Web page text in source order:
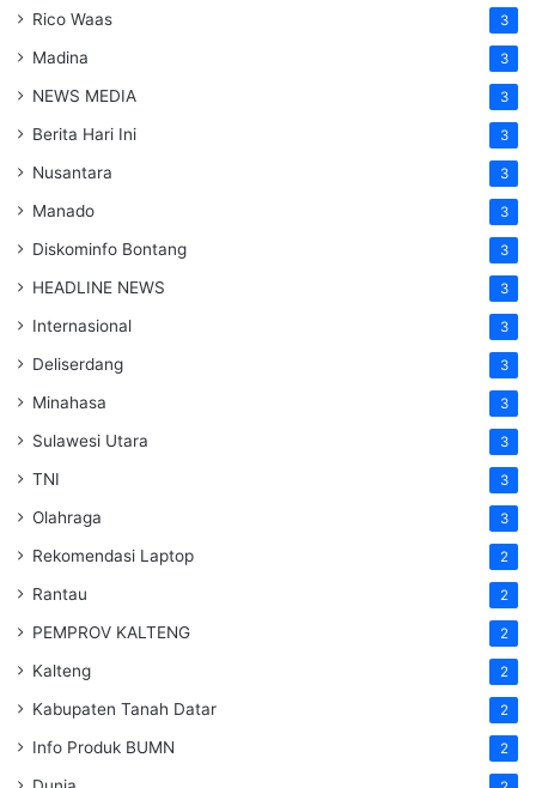
Rico Waas 3
Madina 3
NEWS MEDIA 3
Berita Hari Ini 3
Nusantara 3
Manado 3
Diskominfo Bontang 3
HEADLINE NEWS 3
Internasional 3
Deliserdang 3
Minahasa 3
Sulawesi Utara 3
TNI 3
Olahraga 3
Rekomendasi Laptop 2
Rantau 2
PEMPROV KALTENG 2
Kalteng 2
Kabupaten Tanah Datar 2
Info Produk BUMN 2